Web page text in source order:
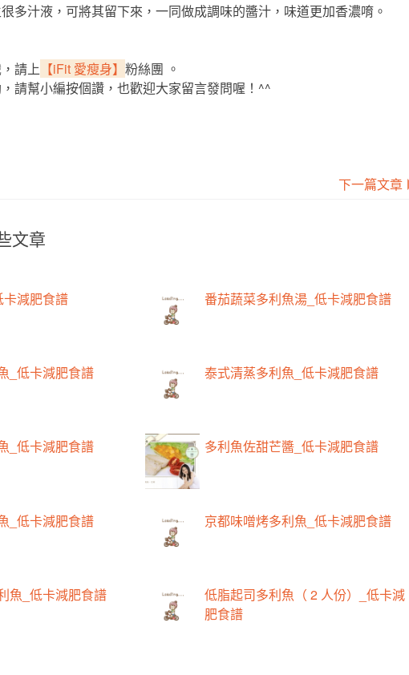
多汁液，可將其留下來，一同做成調味的醬汁，味道更加香濃唷。
請上 【iFit 愛瘦身】 粉絲團 。
請幫小編按個讚，也歡迎大家留言發問喔！^^
下一篇文章
文章
減肥食譜 番茄蔬菜多利魚湯_低卡減肥食譜
_低卡減肥食譜 泰式清蒸多利魚_低卡減肥食譜
_低卡減肥食譜 多利魚佐甜芒醬_低卡減肥食譜
_低卡減肥食譜 京都味噌烤多利魚_低卡減肥食譜
魚_低卡減肥食譜
低脂起司多利魚（ 2 人份）_低卡減
肥食譜